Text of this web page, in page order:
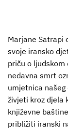
Marjane Satrapi
svoje iransko
priču o
nedavna smrt
umjetnica
živjeti kroz djela
književne
približiti iranski